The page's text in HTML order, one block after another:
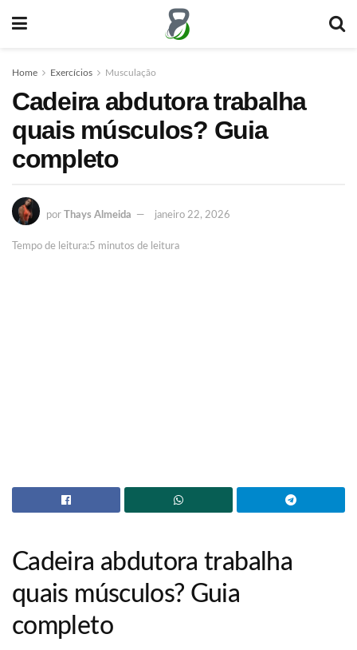
Home Exercícios Musculação
Cadeira abdutora trabalha
quais músculos? Guia
completo
por Thays Almeida janeiro 22, 2026
Tempo de leitura:5 minutos de leitura
Cadeira abdutora trabalha
quais músculos? Guia
completo